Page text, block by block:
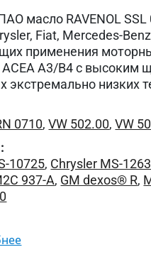
масло RAVENOL
Fiat, Mercedes-
применения
ACEA A3/B4 с
экстремально низких
0710,VW 502.00,VW
10725, Chrysler MS-
937-A, GM dexos® R,